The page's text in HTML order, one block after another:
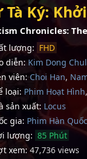
Tà Ký:
Chronicles:
lượng: FHD
diễn: Kim Dong Chul
viên: Choi Han,
loại: Phim Hoạt Hình,
sản xuất: Locus
gia: Phim Hàn Quốc
lượng: 85 Phút
xem: 47,736 views